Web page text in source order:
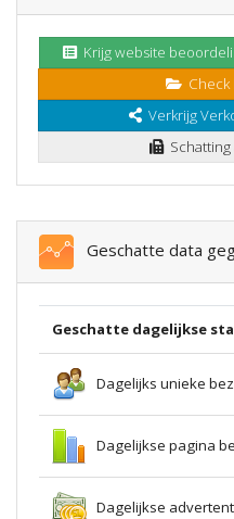
Krijg website
Check
Verkrijg
Schatting
Geschatte data
Geschatte dagelijkse
Dagelijks unieke
Dagelijkse pagina
Dagelijkse